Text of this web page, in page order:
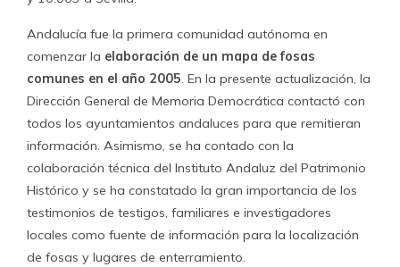
Andalucía fue la primera comunidad autónoma en
comenzar la elaboración de un mapa de fosas
comunes en el año 2005. En la presente actualización, la
Dirección General de Memoria Democrática contactó con
todos los ayuntamientos andaluces para que remitieran
información. Asimismo, se ha contado con la
colaboración técnica del Instituto Andaluz del Patrimonio
Histórico y se ha constatado la gran importancia de los
testimonios de testigos, familiares e investigadores
locales como fuente de información para la localización
de fosas y lugares de enterramiento.